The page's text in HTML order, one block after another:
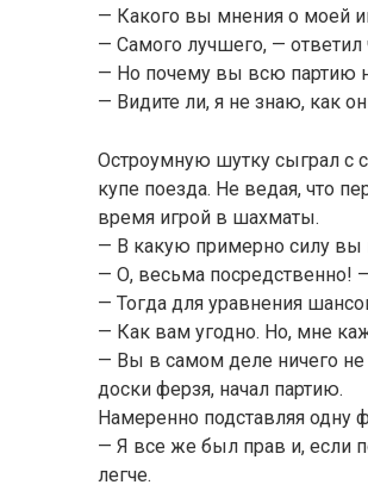
— Какого вы мнения о моей
— Самого лучшего, — ответил
— Но почему вы всю партию
— Видите ли, я не знаю, как
Остроумную шутку сыграл с
купе поезда. Не ведая, что
время игрой в шахматы.
— В какую примерно силу вы
— О, весьма посредственно!
— Тогда для уравнения
— Как вам угодно. Но, мне
— Вы в самом деле ничего
доски ферзя, начал партию.
Намеренно подставляя одну
— Я все же был прав и, если
легче.